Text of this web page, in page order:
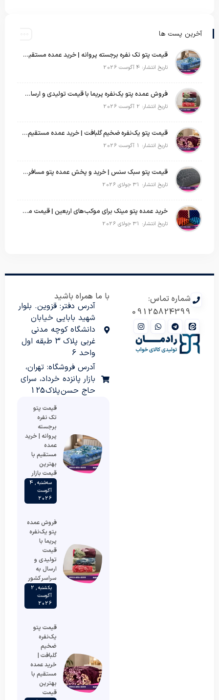
آخرین پست ها
قیمت پتو تک نفره برجسته پروانه | خرید عمده مستقیم با بهترین قیمت بازار
تاریخ انتشار: 4 آگوست 2026
فروش عمده پتو یک‌نفره پریما با قیمت تولیدی و ارسال به سراسر کشور
تاریخ انتشار: 2 آگوست 2026
قیمت پتو یک‌نفره ضخیم گلبافت | خرید عمده مستقیم با بهترین قیمت
تاریخ انتشار: 1 آگوست 2026
قیمت پتو سبک سنس | خرید و پخش عمده پتو مسافرتی Sense
تاریخ انتشار: 31 جولای 2026
خرید عمده پتو مینک برای موکب‌های اربعین | قیمت مناسب و ارسال سریع
تاریخ انتشار: 31 جولای 2026
شماره تماس:
09125824399
با ما همراه باشید
آدرس دفتر: قزوین. بلوار
شهید بابایی خیابان
دانشگاه کوچه مدنی
غربی پلاک 3 طبقه اول
واحد 6
آدرس فروشگاه: تهران،
بازار پانزده خرداد، سرای
حاج حسن پلاک 125
قیمت پتو
تک نفره
برجسته
پروانه | خرید
عمده
مستقیم با
بهترین
قیمت بازار
سه‌شنبه , 4
آگوست
2026
فروش عمده
پتو یک‌نفره
پریما با
قیمت
تولیدی و
ارسال به
سراسر کشور
یکشنبه , 2
آگوست
2026
قیمت پتو
یک‌نفره
ضخیم
گلبافت |
خرید عمده
مستقیم با
بهترین
قیمت